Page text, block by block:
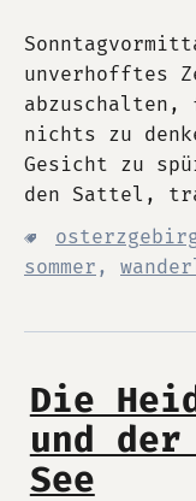
unverhofftes
abzuschalten,
nichts zu
Gesicht zu
den Sattel,
sommer ,
Die
und
See